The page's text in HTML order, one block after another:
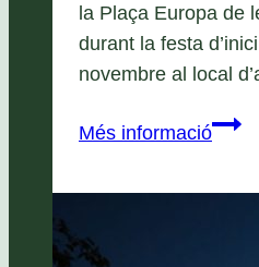
la Plaça Europa de
durant la festa
novembre al local
Més informacióGrup